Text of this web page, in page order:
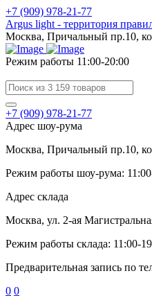
+7 (909) 978-21-77
Argus light - территория
Москва, Причальный пр.10,
Режим работы 11:00-20:00
+7 (909) 978-21-77
Адрес шоу-рума
Москва, Причальный пр.10,
Режим работы шоу-рума:
Адрес склада
Москва, ул. 2-ая
Режим работы склада: 11:00-
Предварительная запись по
0 0